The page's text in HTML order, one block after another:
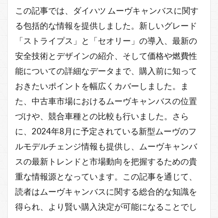
この記事では、ダイハツ ムーヴキャンバスに関す
る包括的な情報を提供しました。新しいグレード
「ストライプス」と「セオリー」の導入、最新の
安全技術とデザインの紹介、そして価格や燃費性
能についての詳細なデータまで、購入前に知って
おきたいポイントを幅広くカバーしました。ま
た、中古車市場におけるムーヴキャンバスの位置
づけや、競合車種との比較も行いました。さら
に、2024年8月に予定されている新型ムーヴのフ
ルモデルチェンジ情報も提供し、ムーヴキャンバ
スの最新トレンドと市場動向を把握するための貴
重な情報源となっています。この記事を通じて、
読者はムーヴキャンバスに関する総合的な知識を
得られ、より賢い購入決定が可能になることでし